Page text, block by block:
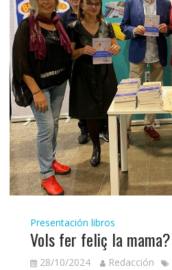
Presentación libros
Vols fer feliç la mama?
28/10/2024 Redacción